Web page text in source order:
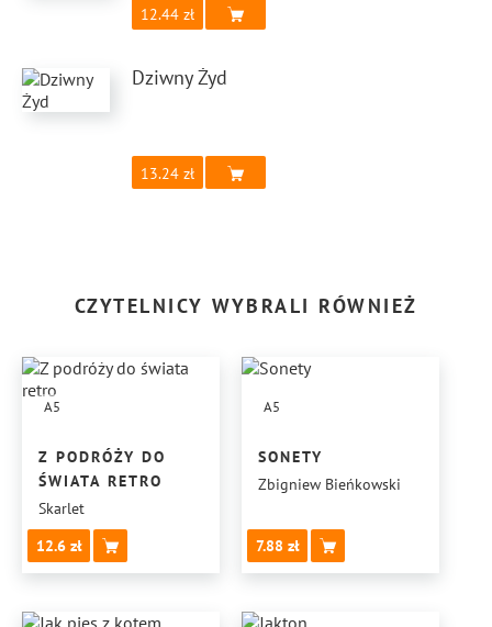
12.44
Dziwny Żyd
13.24
CZYTELNICY WYBRALI RÓWNIEŻ
A5
Z PODRÓŻY DO
ŚWIATA RETRO
Skarlet
12.6
A5
SONETY
Zbigniew Bieńkowski
7.88